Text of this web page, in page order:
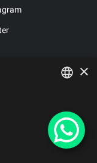
SPANISH
×